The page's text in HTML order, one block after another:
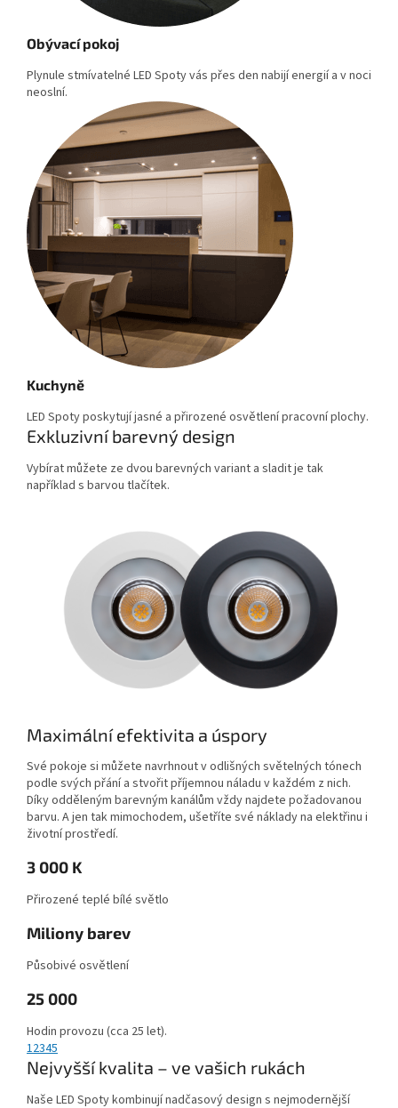
Obývací pokoj
Plynule stmívatelné LED Spoty vás přes den nabijí energií a v noci
neoslní.
Kuchyně
LED Spoty poskytují jasné a přirozené osvětlení pracovní plochy.
Exkluzivní barevný design
Vybírat můžete ze dvou barevných variant a sladit je tak
například s barvou tlačítek.
Maximální efektivita a úspory
Své pokoje si můžete navrhnout v odlišných světelných tónech
podle svých přání a stvořit příjemnou náladu v každém z nich.
Díky odděleným barevným kanálům vždy najdete požadovanou
barvu. A jen tak mimochodem, ušetříte své náklady na elektřinu i
životní prostředí.
3 000 K
Přirozené teplé bílé světlo
Miliony barev
Působivé osvětlení
25 000
Hodin provozu (cca 25 let).
12345
Nejvyšší kvalita – ve vašich rukách
Naše LED Spoty kombinují nadčasový design s nejmodernější